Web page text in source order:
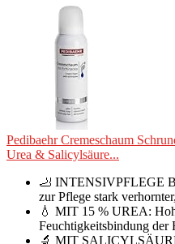
Pedibaehr Cremeschaum
Urea & Salicylsäure...
🦶 INTENSIVPFLEGE
zur Pflege stark
💧 MIT 15 % UREA:
Feuchtigkeitsbindung der
🔬 MIT